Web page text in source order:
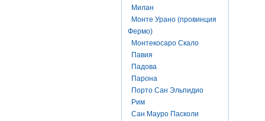
Милан
Монте Урано (провинция
Фермо)
Монтекосаро Скало
Павия
Падова
Парона
Порто Сан Эльпидио
Рим
Сан Мауро Пасколи